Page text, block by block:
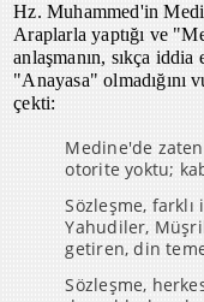
Hz. Muhammed'in
Araplarla yaptığı ve
anlaşmanın, sıkça
"Anayasa" olmadığını
çekti:
Medine'de
otorite yoktu;
Sözleşme,
Yahudiler,
getiren, din
Sözleşme,